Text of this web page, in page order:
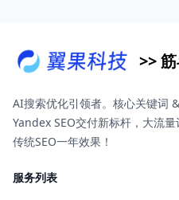
>>
AI搜索优化引领者。核心关键词
Yandex SEO交付新标杆，大流
传统SEO一年效果！
服务列表